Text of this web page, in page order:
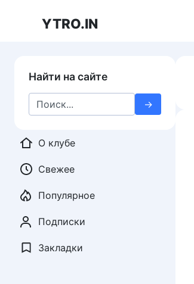
YTRO.IN
Найти на сайте
Search
for:
О клубе
Свежее
Популярное
Подписки
Закладки